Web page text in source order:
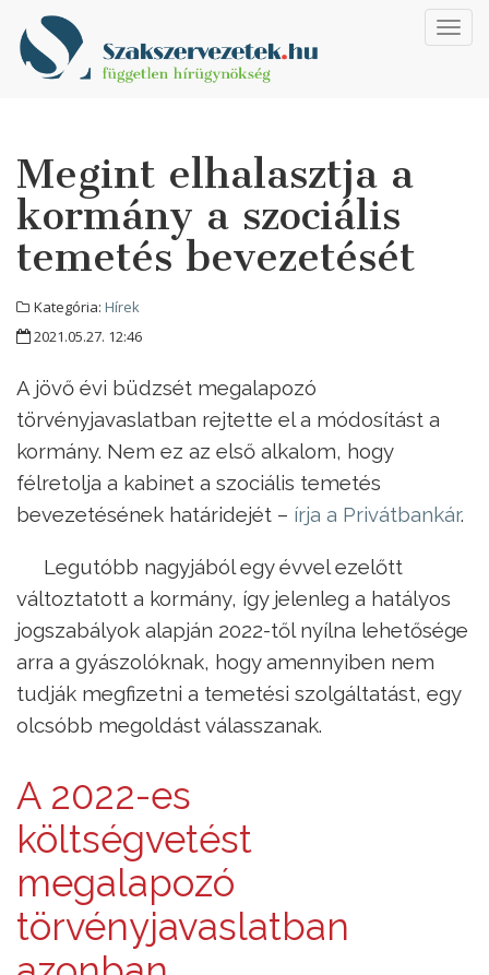
Megint elhalasztja a
kormány a szociális
temetés bevezetését
Kategória: Hírek
2021.05.27. 12:46
A jövő évi büdzsét megalapozó
törvényjavaslatban rejtette el a módosítást a
kormány. Nem ez az első alkalom, hogy
félretolja a kabinet a szociális temetés
bevezetésének határidejét – írja a Privátbankár.
Legutóbb nagyjából egy évvel ezelőtt
változtatott a kormány, így jelenleg a hatályos
jogszabályok alapján 2022-től nyílna lehetősége
arra a gyászolóknak, hogy amennyiben nem
tudják megfizetni a temetési szolgáltatást, egy
olcsóbb megoldást válasszanak.
A 2022-es
költségvetést
megalapozó
törvényjavaslatban